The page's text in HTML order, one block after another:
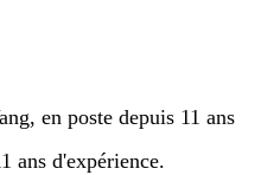
en poste depuis 11 ans
ans d'expérience.